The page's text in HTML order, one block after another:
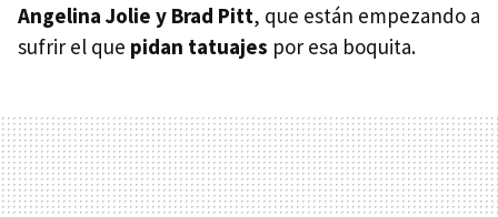
Angelina Jolie y Brad Pitt, que están empezando a
sufrir el que pidan tatuajes por esa boquita.